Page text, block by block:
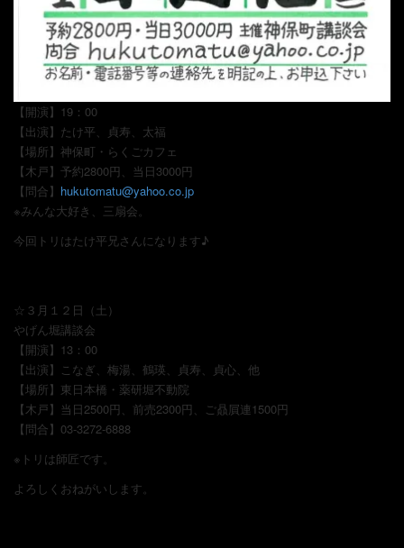
【開演】19：00
【出演】たけ平、貞寿、太福
【場所】神保町・らくごカフェ
【木戸】予約2800円、当日3000円
【問合】 hukutomatu@yahoo.co.jp
※みんな大好き、三扇会。
今回トリはたけ平兄さんになります♪
☆３月１２日（土）
やげん堀講談会
【開演】13：00
【出演】こなぎ、梅湯、鶴瑛、貞寿、貞心、他
【場所】東日本橋・薬研堀不動院
【木戸】当日2500円、前売2300円、ご贔屓連1500円
【問合】03-3272-6888
※トリは師匠です。
よろしくおねがいします。